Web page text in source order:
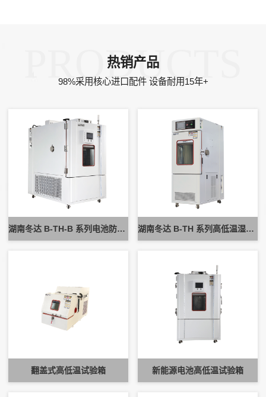
PRODUCTS
热销产品
98%采用核心进口配件 设备耐用15年+
湖南冬达 B-TH-B 系列电池防爆试验箱 新能源电池高低温防爆测试设备 湖南冬达 B-TH 系列高低温湿热试验箱 可定制高低温循环可靠性测试设备
翻盖式高低温试验箱 新能源电池高低温试验箱